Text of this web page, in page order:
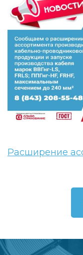
Расширение